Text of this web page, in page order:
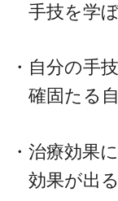
手技を学ぼ
・自分の手
確固たる自
・治療効果
効果が出る